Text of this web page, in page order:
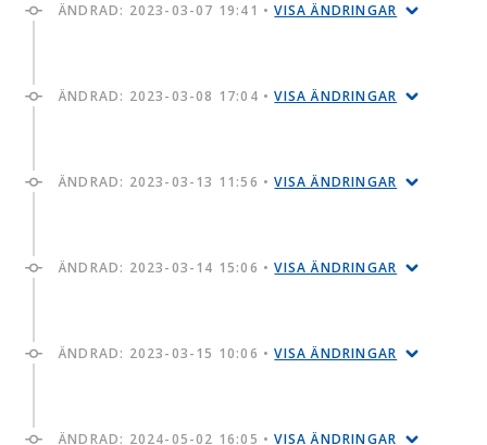
ÄNDRAD: 2023-03-07 19:41 •VISA ÄNDRINGAR
ÄNDRAD: 2023-03-08 17:04 •VISA ÄNDRINGAR
ÄNDRAD: 2023-03-13 11:56 •VISA ÄNDRINGAR
ÄNDRAD: 2023-03-14 15:06 •VISA ÄNDRINGAR
ÄNDRAD: 2023-03-15 10:06 •VISA ÄNDRINGAR
ÄNDRAD: 2024-05-02 16:05 •VISA ÄNDRINGAR